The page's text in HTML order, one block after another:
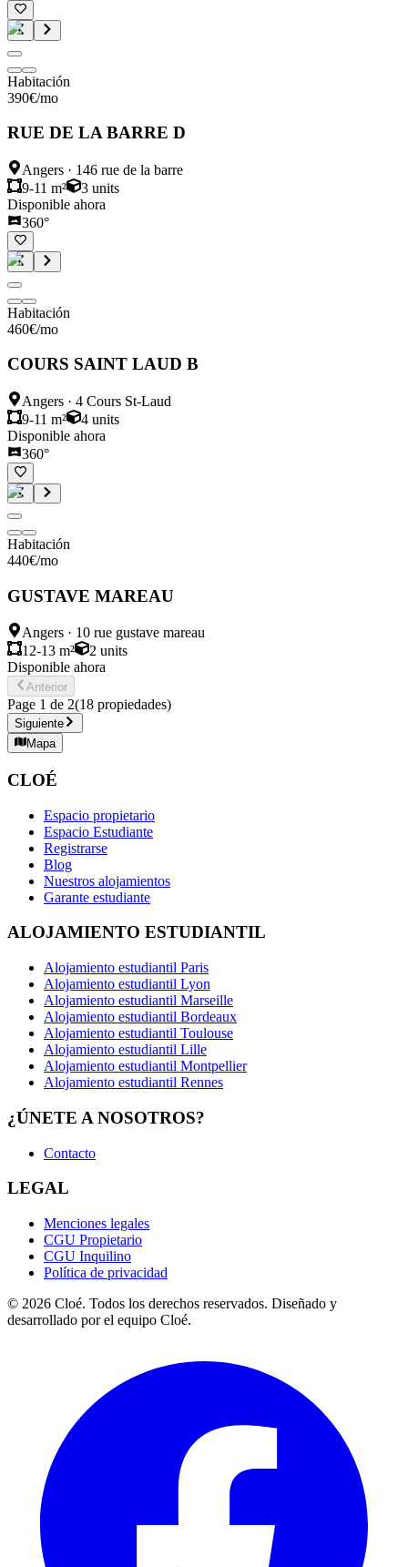
Habitación
390€/mo
RUE DE LA BARRE D
Angers · 146 rue de la barre
9-11 m²
3 units
Disponible ahora
360°
Habitación
460€/mo
COURS SAINT LAUD B
Angers · 4 Cours St-Laud
9-11 m²
4 units
Disponible ahora
360°
Habitación
440€/mo
GUSTAVE MAREAU
Angers · 10 rue gustave mareau
12-13 m²
2 units
Disponible ahora
Anterior
Page 1 de 2(18 propiedades)
Siguiente
Mapa
CLOÉ
Espacio propietario
Espacio Estudiante
Registrarse
Blog
Nuestros alojamientos
Garante estudiante
ALOJAMIENTO ESTUDIANTIL
Alojamiento estudiantil Paris
Alojamiento estudiantil Lyon
Alojamiento estudiantil Marseille
Alojamiento estudiantil Bordeaux
Alojamiento estudiantil Toulouse
Alojamiento estudiantil Lille
Alojamiento estudiantil Montpellier
Alojamiento estudiantil Rennes
¿ÚNETE A NOSOTROS?
Contacto
LEGAL
Menciones legales
CGU Propietario
CGU Inquilino
Política de privacidad
© 2026 Cloé. Todos los derechos reservados. Diseñado y
desarrollado por el equipo Cloé.